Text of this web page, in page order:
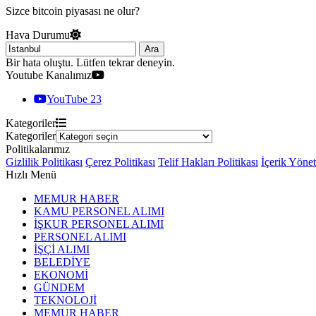
Sizce bitcoin piyasası ne olur?
Hava Durumu
Ara
Bir hata oluştu. Lütfen tekrar deneyin.
Youtube Kanalımız
YouTube 23
Kategoriler
Kategoriler
Politikalarımız
Gizlilik Politikası Çerez Politikası Telif Hakları Politikası İçerik
Hızlı Menü
MEMUR HABER
KAMU PERSONEL ALIMI
İŞKUR PERSONEL ALIMI
PERSONEL ALIMI
İŞÇİ ALIMI
BELEDİYE
EKONOMİ
GÜNDEM
TEKNOLOJİ
MEMUR HABER